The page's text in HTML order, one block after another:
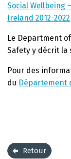
Social Wellbeing
Ireland 2012-2022
Le Department
Safety y décrit la
Pour des
du Département
Retour